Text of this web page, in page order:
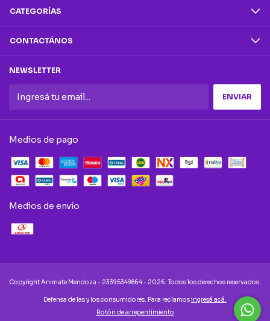
CATEGORÍAS
CONTACTÁNOS
NEWSLETTER
Medios de pago
Medios de envío
Copyright Animate Mendoza - 23395349864 - 2026. Todos los derechos reservados.
Defensa de las y los consumidores. Para reclamosingresá acá.
Botón de arrepentimiento